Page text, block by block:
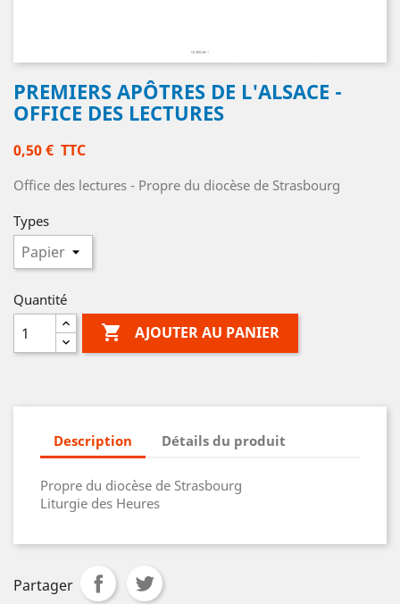
PREMIERS APÔTRES DE L'ALSACE -
OFFICE DES LECTURES
0,50 € TTC
Office des lectures - Propre du diocèse de Strasbourg
Types
Quantité
 AJOUTER AU PANIER
Description Détails du produit
Propre du diocèse de Strasbourg
Liturgie des Heures
Partager